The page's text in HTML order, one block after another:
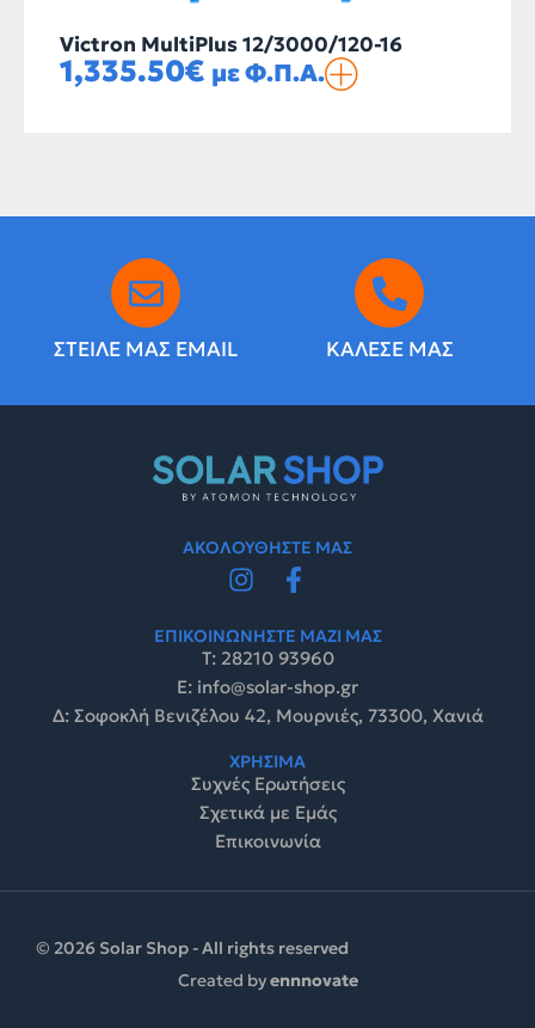
Victron MultiPlus 12/3000/120-16
1,335.50€ με Φ.Π.Α.
ΣΤΕΙΛΕ ΜΑΣ EMAIL ΚΑΛΕΣΕ ΜΑΣ
ΑΚΟΛΟΥΘΗΣΤΕ ΜΑΣ
ΕΠΙΚΟΙΝΩΝΗΣΤΕ ΜΑΖΙ ΜΑΣ
Τ: 28210 93960
E: info@solar-shop.gr
Δ: Σοφοκλή Βενιζέλου 42, Μουρνιές, 73300, Χανιά
ΧΡΗΣΙΜΑ
Συχνές Ερωτήσεις
Σχετικά με Εμάς
Επικοινωνία
© 2026 Solar Shop - All rights reserved
Created byennnovate